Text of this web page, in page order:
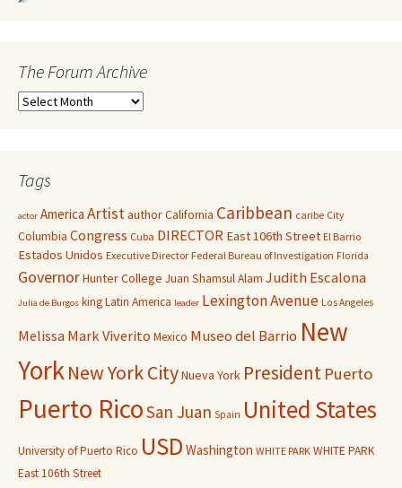
The Forum Archive
Tags
actor America ArtistauthorCalifornia Caribbean caribe City
Columbia Congress Cuba DIRECTOR East 106th Street El Barrio
Estados Unidos Executive Director Federal Bureau of Investigation Florida
GovernorHunter College Juan Shamsul Alam Judith Escalona
Julia de Burgos kingLatin America leader Lexington Avenue Los Angeles
Melissa Mark Viverito Mexico Museo del Barrio New
YorkNew York CityNueva York President Puerto
Puerto RicoSan Juan Spain United States
University of Puerto Rico USD Washington WHITE PARK WHITE PARK
East 106th Street